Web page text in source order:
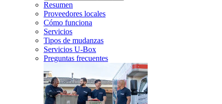
Resumen
Proveedores locales
Cómo funciona
Servicios
Tipos de mudanzas
Servicios U-Box
Preguntas frecuentes